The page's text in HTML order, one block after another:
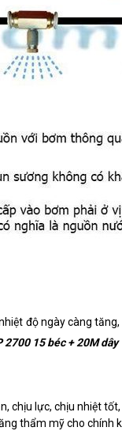
độ ngày càng
15 béc + 20M dây
chịu lực, chịu nhiệt
thẩm mỹ cho chính